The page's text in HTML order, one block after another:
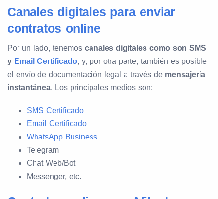
Canales digitales para enviar
contratos online
Por un lado, tenemos canales digitales como son SMS
y Email Certificado; y, por otra parte, también es posible
el envío de documentación legal a través de mensajería
instantánea. Los principales medios son:
SMS Certificado
Email Certificado
WhatsApp Business
Telegram
Chat Web/Bot
Messenger, etc.